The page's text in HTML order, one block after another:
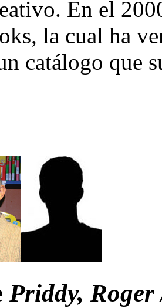
En el
la cual ha
catálogo que
Priddy,